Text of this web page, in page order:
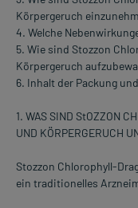
Körpergeruch
4. Welche
5. Wie sind Stozzon
Körpergeruch
6. Inhalt der Packung
1. WAS SIND StOZZON
UND KÖRPERGERUCH
Stozzon Chlorophyll-
ein traditionelles